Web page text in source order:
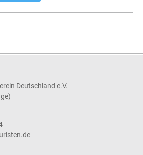
Deutschland e.V.